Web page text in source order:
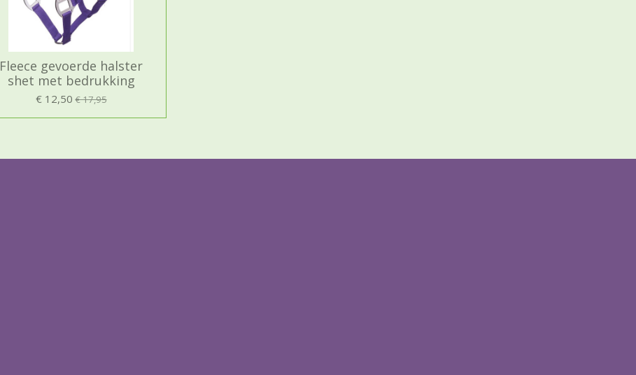
Fleece gevoerde halster
shet met bedrukking
€ 12,50 € 17,95